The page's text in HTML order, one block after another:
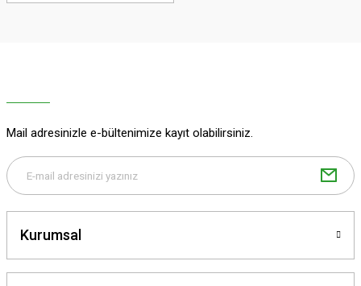
Mail adresinizle e-bültenimize kayıt olabilirsiniz.
Kurumsal